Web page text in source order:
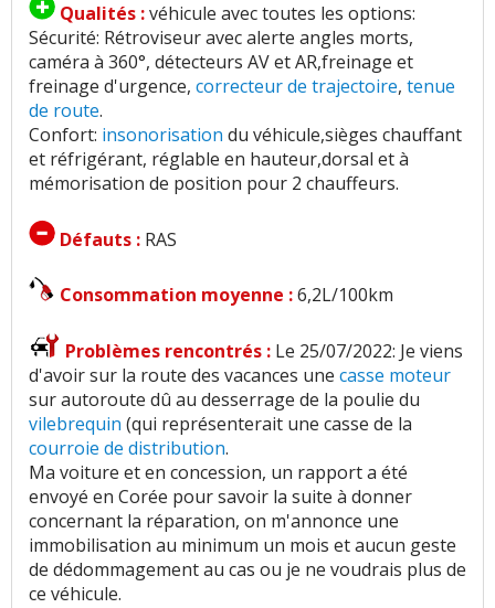
Qualités :véhicule avec toutes les options:
Sécurité: Rétroviseur avec alerte angles morts,
caméra à 360°, détecteurs AV et AR,freinage et
freinage d'urgence, correcteur de trajectoire, tenue
de route.
Confort: insonorisation du véhicule,sièges chauffant
et réfrigérant, réglable en hauteur,dorsal et à
mémorisation de position pour 2 chauffeurs.
Défauts : RAS
Consommation moyenne :6,2L/100km
Problèmes rencontrés : Le 25/07/2022: Je viens
d'avoir sur la route des vacances une casse moteur
sur autoroute dû au desserrage de la poulie du
vilebrequin (qui représenterait une casse de la
courroie de distribution.
Ma voiture et en concession, un rapport a été
envoyé en Corée pour savoir la suite à donner
concernant la réparation, on m'annonce une
immobilisation au minimum un mois et aucun geste
de dédommagement au cas ou je ne voudrais plus de
ce véhicule.